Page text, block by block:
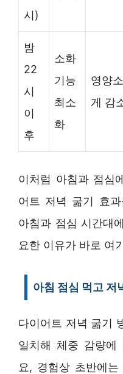
시)
밤
22
시
이
후
소화
기능
최소
화
영양
게 감
이처럼 아침과 점심
어트 저녁 굶기 효
아침과 점심 시간대
요한 이유가 바로 여
아침 점심 먹고 저
다이어트 저녁 굶기
일치해 체중 감량에
요, 경험상 초반에